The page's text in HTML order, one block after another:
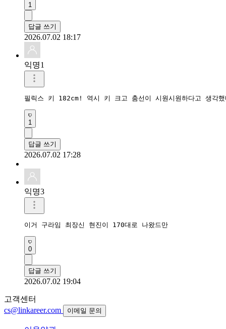
1
답글 쓰기
2026.07.02 18:17
익명1
1
답글 쓰기
2026.07.02 17:28
익명3
이거 구라임 최장신 현진이 170대로 나왔드만
0
답글 쓰기
2026.07.02 19:04
고객센터
cs@linkareer.com
이메일 문의